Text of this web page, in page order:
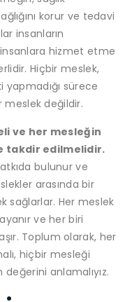
korur ve tedavi
insanların
hizmet etme
Hiçbir meslek,
yapmadığı sürece
meslek değildir.
ve her mesleğin
takdir edilmelidir.
bulunur ve
arasında bir
sağlarlar. Her meslek
ve her biri
Toplum olarak, her
hiçbir mesleği
anlamalıyız.